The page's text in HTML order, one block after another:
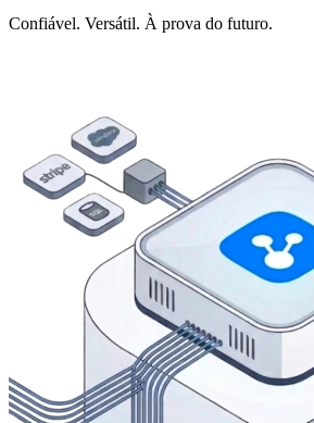
Confiável. Versátil. À prova do futuro.